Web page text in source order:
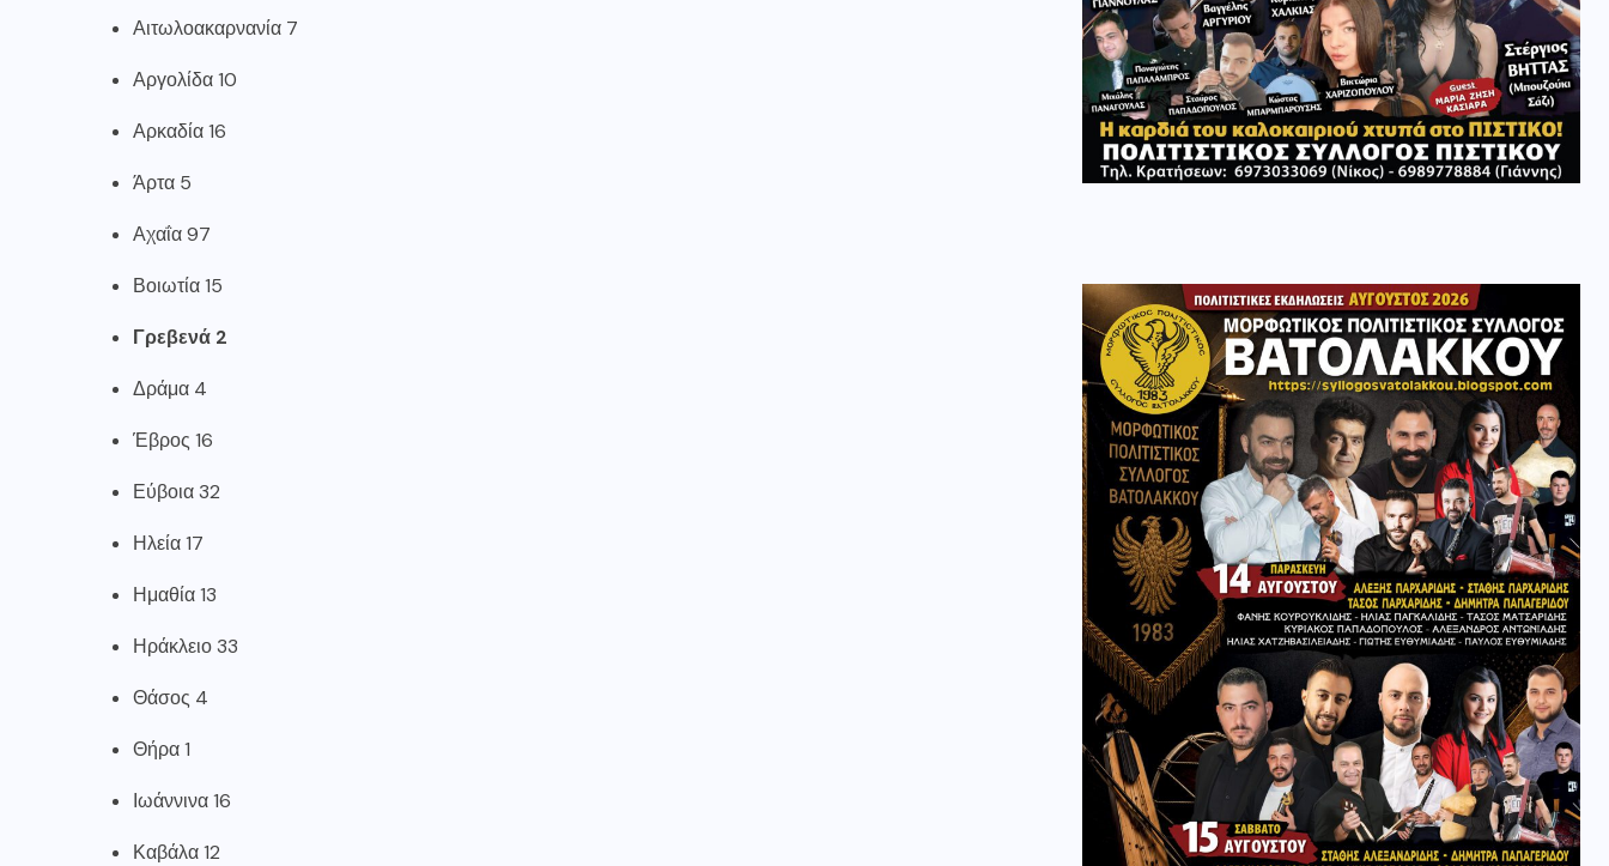
Αιτωλοακαρνανία 7
Αργολίδα 10
Αρκαδία 16
Άρτα 5
Αχαΐα 97
Βοιωτία 15
Γρεβενά 2
Δράμα 4
Έβρος 16
Εύβοια 32
Ηλεία 17
Ημαθία 13
Ηράκλειο 33
Θάσος 4
Θήρα 1
Ιωάννινα 16
Καβάλα 12